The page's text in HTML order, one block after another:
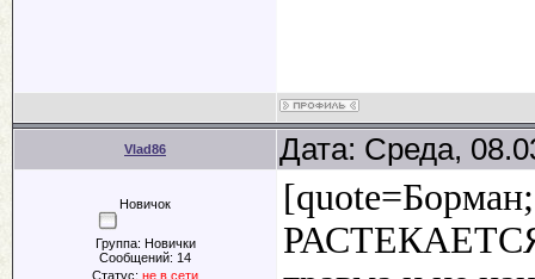
Vlad86 Дата: Среда,
Новичок
Группа: Новички
Сообщений: 14
Статус: не в сети
РАСТЕКАЕТСЯ